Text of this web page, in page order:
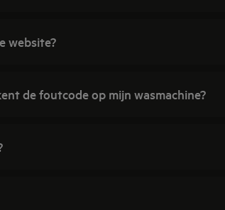
website?
de foutcode op mijn wasmachine?